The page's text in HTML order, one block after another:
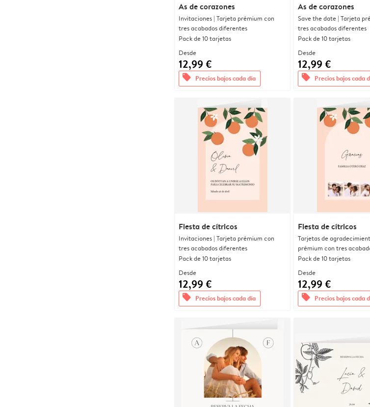
As de corazones
Invitaciones | Tarjeta prémium con
tres acabados diferentes
Pack de 10 tarjetas
Desde
12,99 €
offers Precios bajos cada día
As de corazones
Save the date | Tarjeta
tres acabados diferentes
Pack de 10 tarjetas
Desde
12,99 €
offers Precios bajos cada
Fiesta de cítricos
Invitaciones | Tarjeta prémium con
tres acabados diferentes
Pack de 10 tarjetas
Desde
12,99 €
offers Precios bajos cada día
Fiesta de cítricos
Tarjetas de
prémium con tres
Pack de 10 tarjetas
Desde
12,99 €
offers Precios bajos cada